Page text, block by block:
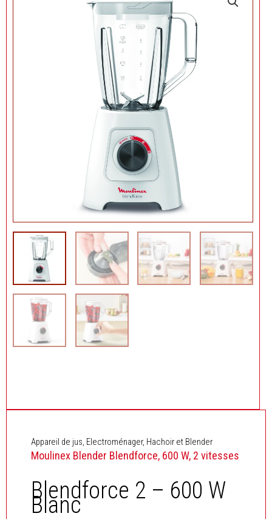
Appareil de jus, Electroménager, Hachoir et Blender
Moulinex Blender Blendforce, 600 W, 2 vitesses
Blendforce 2 – 600 W
Blanc